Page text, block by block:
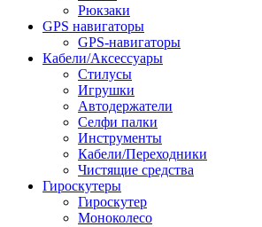
Рюкзаки
GPS навигаторы
GPS-навигаторы
Кабели/Аксессуары
Стилусы
Игрушки
Автодержатели
Селфи палки
Инструменты
Кабели/Переходники
Чистящие средства
Гироскутеры
Гироскутер
Моноколесо